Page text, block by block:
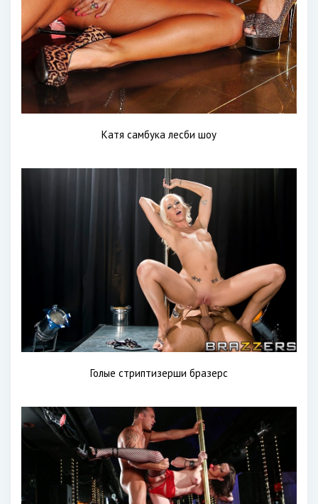
Катя самбука лесби шоу
Голые стриптизерши бразерс